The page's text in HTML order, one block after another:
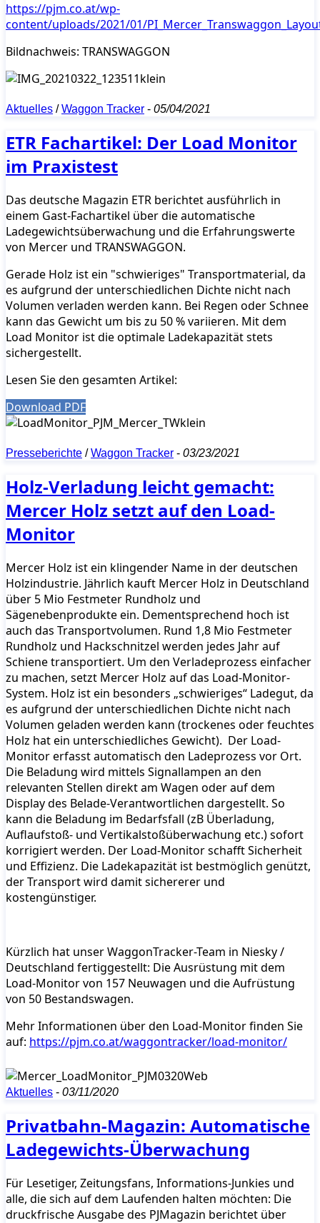
https://pjm.co.at/wp-
content/uploads/2021/01/
Bildnachweis: TRANSWAGGON
Aktuelles /Waggon Tracker - 05/04/2021
ETR Fachartikel: Der Load Monitor
im Praxistest
Das deutsche Magazin ETR berichtet ausführlich in
einem Gast-Fachartikel über die automatische
Ladegewichtsüberwachung und die Erfahrungswerte
von Mercer und TRANSWAGGON.
Gerade Holz ist ein "schwieriges" Transportmaterial, da
es aufgrund der unterschiedlichen Dichte nicht nach
Volumen verladen werden kann. Bei Regen oder Schnee
kann das Gewicht um bis zu 50 % variieren. Mit dem
Load Monitor ist die optimale Ladekapazität stets
sichergestellt.
Lesen Sie den gesamten Artikel:
Download PDF
Presseberichte /Waggon Tracker - 03/23/2021
Holz-Verladung leicht gemacht:
Mercer Holz setzt auf den Load-
Monitor
Mercer Holz ist ein klingender Name in der deutschen
Holzindustrie. Jährlich kauft Mercer Holz in Deutschland
über 5 Mio Festmeter Rundholz und
Sägenebenprodukte ein. Dementsprechend hoch ist
auch das Transportvolumen. Rund 1,8 Mio Festmeter
Rundholz und Hackschnitzel werden jedes Jahr auf
Schiene transportiert. Um den Verladeprozess einfacher
zu machen, setzt Mercer Holz auf das Load-Monitor-
System. Holz ist ein besonders „schwieriges“ Ladegut, da
es aufgrund der unterschiedlichen Dichte nicht nach
Volumen geladen werden kann (trockenes oder feuchtes
Holz hat ein unterschiedliches Gewicht). Der Load-
Monitor erfasst automatisch den Ladeprozess vor Ort.
Die Beladung wird mittels Signallampen an den
relevanten Stellen direkt am Wagen oder auf dem
Display des Belade-Verantwortlichen dargestellt. So
kann die Beladung im Bedarfsfall (zB Überladung,
Auflaufstoß- und Vertikalstoßüberwachung etc.) sofort
korrigiert werden. Der Load-Monitor schafft Sicherheit
und Effizienz. Die Ladekapazität ist bestmöglich genützt,
der Transport wird damit sichererer und
kostengünstiger.
Kürzlich hat unser WaggonTracker-Team in Niesky /
Deutschland fertiggestellt: Die Ausrüstung mit dem
Load-Monitor von 157 Neuwagen und die Aufrüstung
von 50 Bestandswagen.
Mehr Informationen über den Load-Monitor finden Sie
auf: https://pjm.co.at/waggontracker/load-monitor/
Aktuelles - 03/11/2020
Privatbahn-Magazin: Automatische
Ladegewichts-Überwachung
Für Lesetiger, Zeitungsfans, Informations-Junkies und
alle, die sich auf dem Laufenden halten möchten: Die
druckfrische Ausgabe des PJMagazin berichtet über